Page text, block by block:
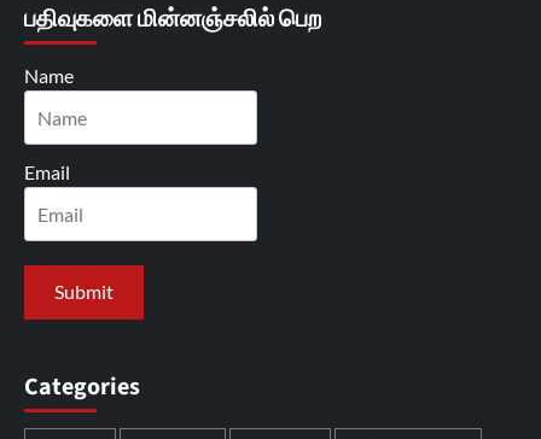
பதிவுகளை மின்னஞ்சலில் பெற
Name
Email
Categories